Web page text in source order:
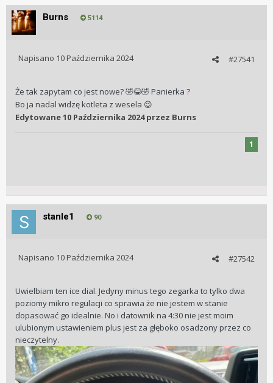
Burns 5114
#27541
Napisano 10 Października 2024
Że tak zapytam co jest nowe? 🤣😂🤣 Panierka ?
Bo ja nadal widzę kotleta z wesela 😉
Edytowane10 Października 2024przez Burns
1
stanle1 90
#27542
Napisano 10 Października 2024
Uwielbiam ten ice dial. Jedyny minus tego zegarka to tylko dwa
poziomy mikro regulacji co sprawia że nie jestem w stanie
dopasować go idealnie. No i datownik na 4:30 nie jest moim
ulubionym ustawieniem plus jest za głęboko osadzony przez co
nieczytelny.